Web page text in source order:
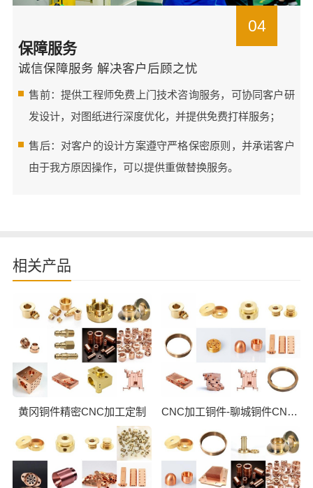
04
保障服务
诚信保障服务 解决客户后顾之忧
售前：提供工程师免费上门技术咨询服务，可协同客户研
发设计，对图纸进行深度优化，并提供免费打样服务；
售后：对客户的设计方案遵守严格保密原则，并承诺客户
由于我方原因操作，可以提供重做替换服务。
相关产品
黄冈铜件精密CNC加工定制 CNC加工铜件-聊城铜件CNC批量加工